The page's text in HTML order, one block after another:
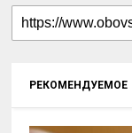
РЕКОМЕНДУЕМОЕ